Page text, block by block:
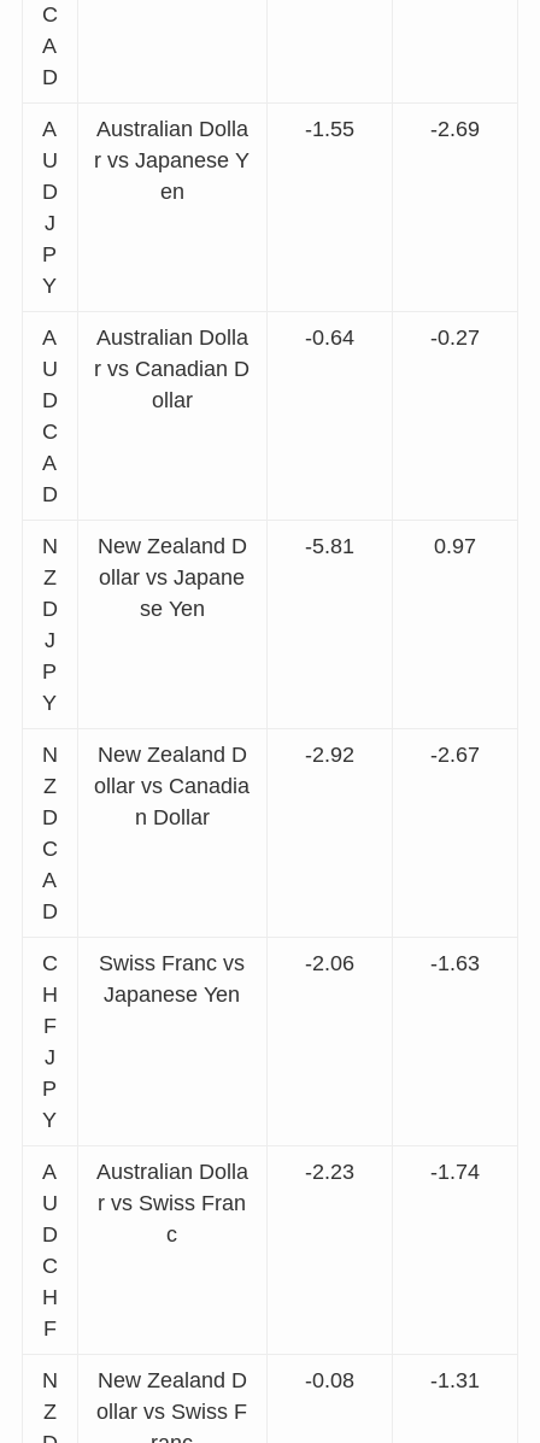
C
A
D
A
U
D
J
P
Y
Australian Dolla
r vs Japanese Y
en
-1.55 -2.69
A
U
D
C
A
D
Australian Dolla
r vs Canadian D
ollar
-0.64 -0.27
N
Z
D
J
P
Y
New Zealand D
ollar vs Japane
se Yen
-5.81 0.97
N
Z
D
C
A
D
New Zealand D
ollar vs Canadia
n Dollar
-2.92 -2.67
C
H
F
J
P
Y
Swiss Franc vs
Japanese Yen
-2.06 -1.63
A
U
D
C
H
F
Australian Dolla
r vs Swiss Fran
c
-2.23 -1.74
N
Z
New Zealand D
ollar vs Swiss F
-0.08 -1.31